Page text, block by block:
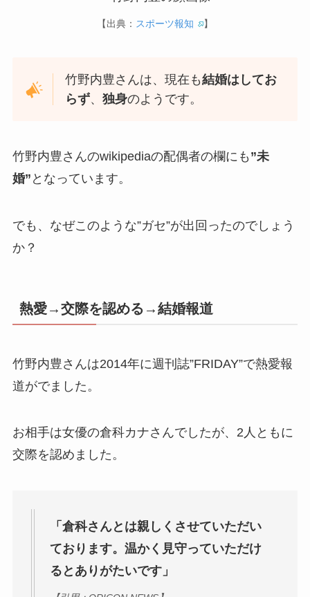
【出典： スポーツ報知 】
竹野内豊さんは、現在も結婚はしてお
らず、独身のようです。
竹野内豊さんのwikipediaの配偶者の欄にも ”未
婚” となっています。
でも、なぜこのような”ガセ”が出回ったのでしょう
か？
熱愛→交際を認める→結婚報道
竹野内豊さんは2014年に週刊誌”FRIDAY”で熱愛報
道がでました。
お相手は女優の倉科カナさんでしたが、2人ともに
交際を認めました。
「倉科さんとは親しくさせていただい
ております。温かく見守っていただけ
るとありがたいです」